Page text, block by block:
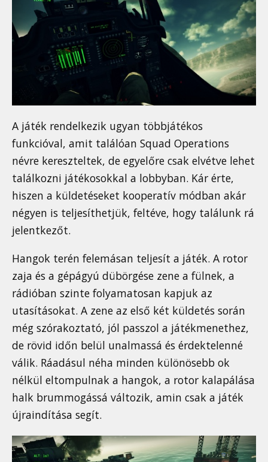
A játék rendelkezik ugyan többjátékos
funkcióval, amit találóan Squad Operations
névre kereszteltek, de egyelőre csak elvétve lehet
találkozni játékosokkal a lobbyban. Kár érte,
hiszen a küldetéseket kooperatív módban akár
négyen is teljesíthetjük, feltéve, hogy találunk rá
jelentkezőt.
Hangok terén felemásan teljesít a játék. A rotor
zaja és a gépágyú dübörgése zene a fülnek, a
rádióban szinte folyamatosan kapjuk az
utasításokat. A zene az első két küldetés során
még szórakoztató, jól passzol a játékmenethez,
de rövid időn belül unalmassá és érdektelenné
válik. Ráadásul néha minden különösebb ok
nélkül eltompulnak a hangok, a rotor kalapálása
halk brummogássá változik, amin csak a játék
újraindítása segít.